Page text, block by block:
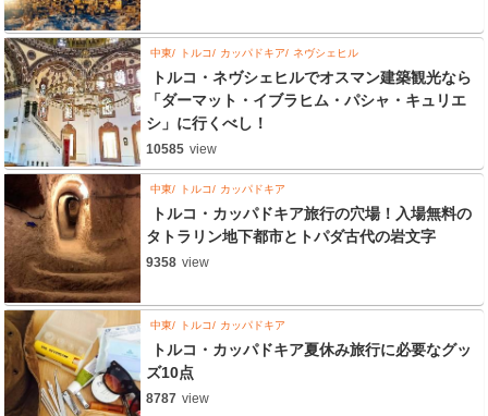
中東 トルコ カッパドキア ネヴシェヒル
トルコ・ネヴシェヒルでオスマン建築観光なら
「ダーマット・イブラヒム・パシャ・キュリエ
シ」に行くべし！
10585 view
中東 トルコ カッパドキア
トルコ・カッパドキア旅行の穴場！入場無料の
タトラリン地下都市とトパダ古代の岩文字
9358 view
中東 トルコ カッパドキア
トルコ・カッパドキア夏休み旅行に必要なグッ
ズ10点
8787 view